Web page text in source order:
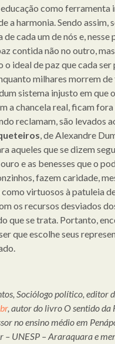
como ferramenta
a harmonia. Sendo assim,
de cada um de nós e,
contida não no outro,
ideal de paz que cada ser
milhares morrem
sistema injusto em que
a chancela real, ficam
reclamam, são levados
, de Alexandre
aqueles que se dizem
e as benesses que o
fazem caridade,
virtuosos à patuleia
os recursos desviados
que se trata. Portanto,
que escolhe seus
Sociólogo político, editor
, autor do livro O sentido da
no ensino médio em
– UNESP – Araraquara e